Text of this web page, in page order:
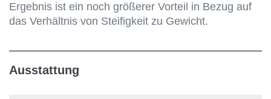
Ergebnis ist ein noch größerer Vorteil in Bezug auf
das Verhältnis von Steifigkeit zu Gewicht.
Ausstattung